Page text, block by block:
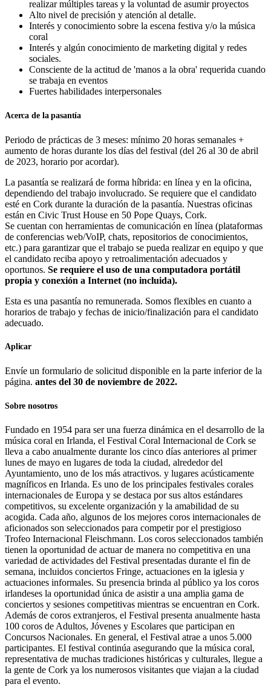
realizar múltiples tareas y la voluntad de asumir proyectos
Alto nivel de precisión y atención al detalle.
Interés y conocimiento sobre la escena festiva y/o la música
coral
Interés y algún conocimiento de marketing digital y redes
sociales.
Consciente de la actitud de 'manos a la obra' requerida cuando
se trabaja en eventos
Fuertes habilidades interpersonales
Acerca de la pasantía
Periodo de prácticas de 3 meses: mínimo 20 horas semanales +
aumento de horas durante los días del festival (del 26 al 30 de abril
de 2023, horario por acordar).
La pasantía se realizará de forma híbrida: en línea y en la oficina,
dependiendo del trabajo involucrado. Se requiere que el candidato
esté en Cork durante la duración de la pasantía. Nuestras oficinas
están en Civic Trust House en 50 Pope Quays, Cork.
Se cuentan con herramientas de comunicación en línea (plataformas
de conferencias web/VoIP, chats, repositorios de conocimientos,
etc.) para garantizar que el trabajo se pueda realizar en equipo y que
el candidato reciba apoyo y retroalimentación adecuados y
oportunos. Se requiere el uso de una computadora portátil
propia y conexión a Internet (no incluida).
Esta es una pasantía no remunerada. Somos flexibles en cuanto a
horarios de trabajo y fechas de inicio/finalización para el candidato
adecuado.
Aplicar
Envíe un formulario de solicitud disponible en la parte inferior de la
página. antes del 30 de noviembre de 2022.
Sobre nosotros
Fundado en 1954 para ser una fuerza dinámica en el desarrollo de la
música coral en Irlanda, el Festival Coral Internacional de Cork se
lleva a cabo anualmente durante los cinco días anteriores al primer
lunes de mayo en lugares de toda la ciudad, alrededor del
Ayuntamiento, uno de los más atractivos. y lugares acústicamente
magníficos en Irlanda. Es uno de los principales festivales corales
internacionales de Europa y se destaca por sus altos estándares
competitivos, su excelente organización y la amabilidad de su
acogida. Cada año, algunos de los mejores coros internacionales de
aficionados son seleccionados para competir por el prestigioso
Trofeo Internacional Fleischmann. Los coros seleccionados también
tienen la oportunidad de actuar de manera no competitiva en una
variedad de actividades del Festival presentadas durante el fin de
semana, incluidos conciertos Fringe, actuaciones en la iglesia y
actuaciones informales. Su presencia brinda al público ya los coros
irlandeses la oportunidad única de asistir a una amplia gama de
conciertos y sesiones competitivas mientras se encuentran en Cork.
Además de coros extranjeros, el Festival presenta anualmente hasta
100 coros de Adultos, Jóvenes y Escolares que participan en
Concursos Nacionales. En general, el Festival atrae a unos 5.000
participantes. El festival continúa asegurando que la música coral,
representativa de muchas tradiciones históricas y culturales, llegue a
la gente de Cork ya los numerosos visitantes que viajan a la ciudad
para el evento.